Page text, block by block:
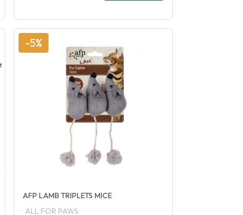
-5%
AFP LAMB TRIPLETS MICE
ALL FOR PAWS